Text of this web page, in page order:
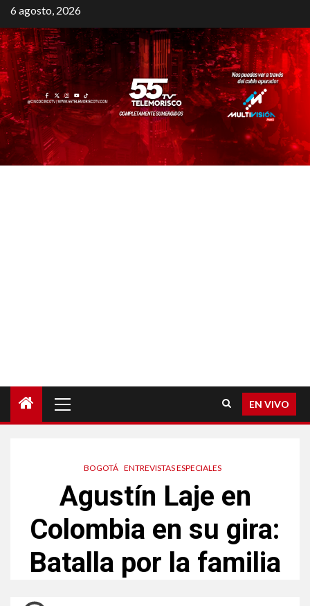
6 agosto, 2026
EN VIVO
BOGOTÁ ENTREVISTAS ESPECIALES
Agustín Laje en
Colombia en su gira:
Batalla por la familia